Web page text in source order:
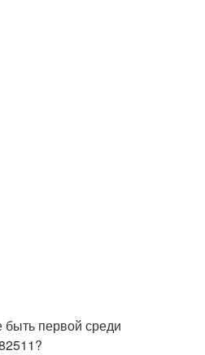
быть первой среди